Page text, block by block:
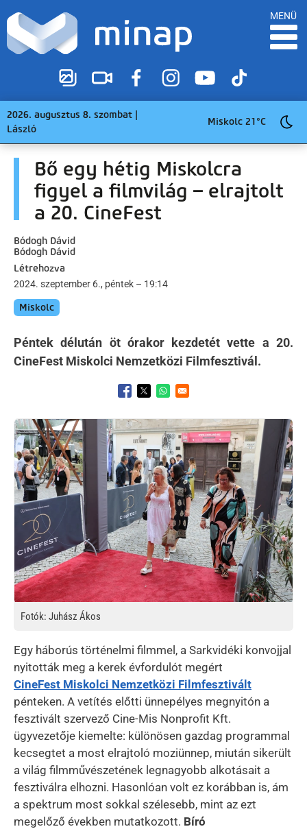
MENÜ
2026. augusztus 8. szombat |
László
Miskolc 21°C
Bő egy hétig Miskolcra
figyel a filmvilág – elrajtolt
a 20. CineFest
Bódogh Dávid
Bódogh Dávid
Létrehozva
2024. szeptember 6., péntek – 19:14
Miskolc
Péntek délután öt órakor kezdetét vette a 20.
CineFest Miskolci Nemzetközi Filmfesztivál.
Opens in a new window
Opens in a new window
Opens in a new window
Kép
Fotók: Juhász Ákos
Egy háborús történelmi filmmel, a Sarkvidéki konvojjal
nyitották meg a kerek évfordulót megért
CineFest Miskolci Nemzetközi Filmfesztivált
pénteken. A vetítés előtti ünnepélyes megnyitón a
fesztivált szervező Cine-Mis Nonprofit Kft.
ügyvezetője kiemelte: különösen gazdag programmal
kecsegtet a most elrajtoló moziünnep, miután sikerült
a világ filmművészetének legnagyobb alkotásait a
fesztiválra elhozni. Hasonlóan volt ez korábban is, ám
a spektrum most sokkal szélesebb, mint az ezt
megelőző években mutatkozott. Bíró